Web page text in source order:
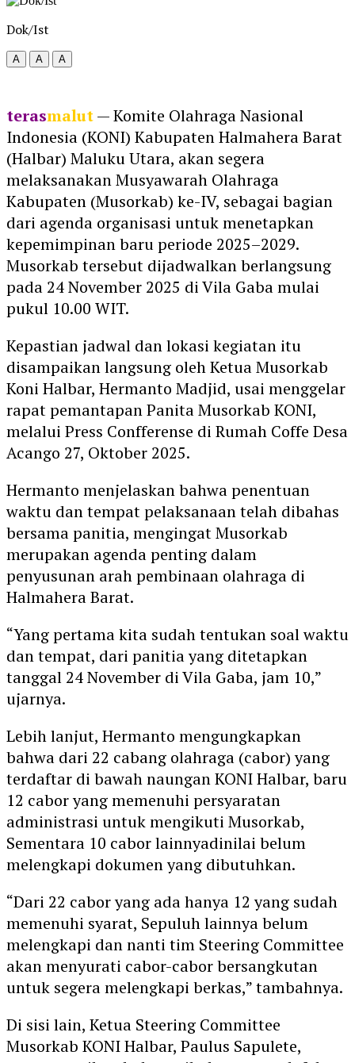
Dok/Ist
A A A
terasmalut— Komite Olahraga Nasional
Indonesia (KONI) Kabupaten Halmahera Barat
(Halbar) Maluku Utara, akan segera
melaksanakan Musyawarah Olahraga
Kabupaten (Musorkab) ke-IV, sebagai bagian
dari agenda organisasi untuk menetapkan
kepemimpinan baru periode 2025–2029.
Musorkab tersebut dijadwalkan berlangsung
pada 24 November 2025 diVila Gabamulai
pukul 10.00 WIT.
Kepastian jadwal dan lokasi kegiatan itu
disampaikan langsung oleh Ketua Musorkab
Koni Halbar, Hermanto Madjid, usai menggelar
rapat pemantapan Panita Musorkab KONI,
melalui Press Confferense di Rumah Coffe Desa
Acango 27, Oktober 2025.
Hermanto menjelaskan bahwa penentuan
waktu dan tempat pelaksanaan telah dibahas
bersama panitia, mengingat Musorkab
merupakan agenda penting dalam
penyusunan arah pembinaan olahraga di
Halmahera Barat.
“Yang pertama kita sudah tentukan soal waktu
dan tempat, dari panitia yang ditetapkan
tanggal 24 November di Vila Gaba, jam 10,”
ujarnya.
Lebih lanjut, Hermanto mengungkapkan
bahwa dari 22 cabang olahraga (cabor)yang
terdaftar di bawah naungan KONI Halbar, baru
12 caboryang memenuhi persyaratan
administrasi untuk mengikuti Musorkab,
Sementara 10 cabor lainnyadinilai belum
melengkapi dokumen yang dibutuhkan.
“Dari 22 cabor yang ada hanya 12 yang sudah
memenuhi syarat, Sepuluh lainnya belum
melengkapi dan nanti tim Steering Committee
akan menyurati cabor-cabor bersangkutan
untuk segera melengkapi berkas,” tambahnya.
Di sisi lain, Ketua Steering Committee
Musorkab KONI Halbar, Paulus Sapulete,